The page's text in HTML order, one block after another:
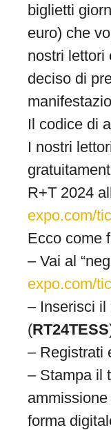
biglietti
euro) che
nostri lettori
deciso di
Il codice di
I nostri
R+T 2024
expo.com/
Ecco come
– Vai al
expo.com/
– Inserisci il
(RT24TESS
– Registrati
– Stampa il
forma